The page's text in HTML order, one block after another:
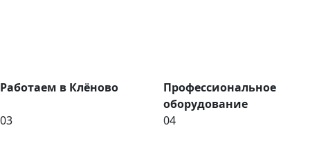
Работаем в Клёново
Профессиональное
оборудование
03
04